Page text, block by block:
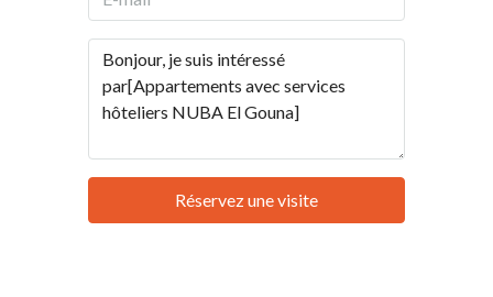
Réservez une visite